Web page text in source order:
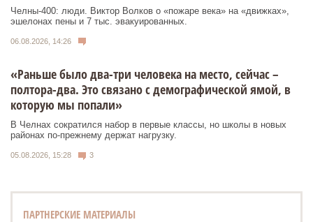
Челны-400: люди. Виктор Волков о «пожаре века» на «движках»,
эшелонах пены и 7 тыс. эвакуированных.
06.08.2026, 14:26
«Раньше было два-три человека на место, сейчас –
полтора-два. Это связано с демографической ямой, в
которую мы попали»
В Челнах сократился набор в первые классы, но школы в новых
районах по-прежнему держат нагрузку.
05.08.2026, 15:28 3
ПАРТНЕРСКИЕ МАТЕРИАЛЫ